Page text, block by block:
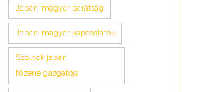
Japán-magyar barátság
Japán-magyar kapcsolatok
Szolnok japán
főzeneigazgatója